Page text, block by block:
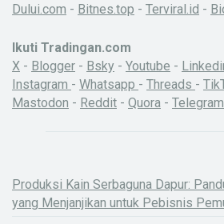
Dului.com - Bitnes.top - Terviral.id -
Ikuti Tradingan.com
X - Blogger - Bsky - Youtube -
Instagram - Whatsapp - Threads -
Mastodon - Reddit - Quora - Telegram
Produksi Kain Serbaguna Dapur:
yang Menjanjikan untuk Pebisnis